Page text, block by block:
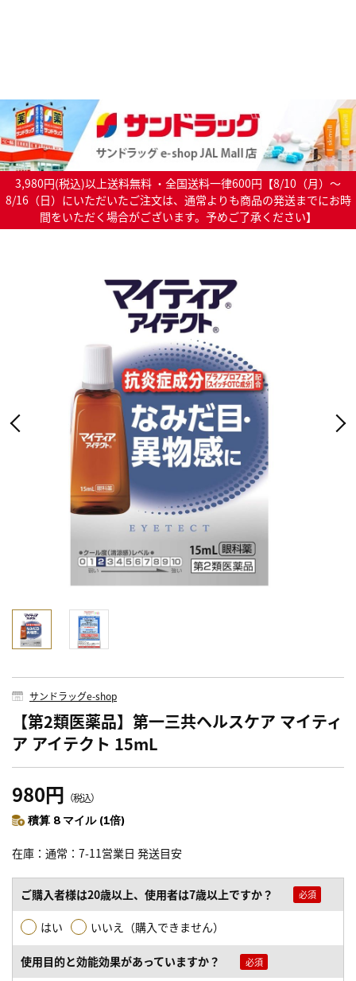
3,980円(税込)以上送料無料 ・全国送料一律600円【8/10（月）～
8/16（日）にいただいたご注文は、通常よりも商品の発送までにお時
間をいただく場合がございます。予めご了承ください】
サンドラッグe-shop
【第2類医薬品】第一三共ヘルスケア マイティ
ア アイテクト 15mL
980円 （税込）
積算 8 マイル (1倍)
在庫 通常：7-11営業日 発送目安
ご購入者様は20歳以上、使用者は7歳以上ですか？
はい いいえ（購入できません）
使用目的と効能効果があっていますか？